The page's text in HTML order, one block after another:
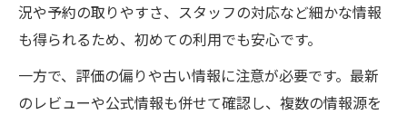
況や予約の取りやすさ、スタッフの対応など細かな情報
も得られるため、初めての利用でも安心です。
一方で、評価の偏りや古い情報に注意が必要です。最新
のレビューや公式情報も併せて確認し、複数の情報源を